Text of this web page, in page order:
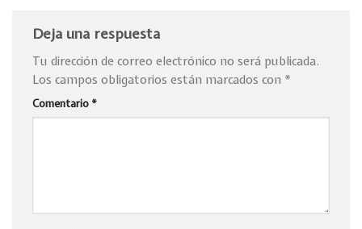
Deja una respuesta
Tu dirección de correo electrónico no será publicada.
Los campos obligatorios están marcados con *
Comentario *